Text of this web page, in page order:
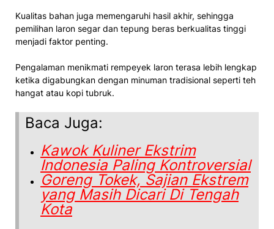
Kualitas bahan juga memengaruhi hasil akhir, sehingga
pemilihan laron segar dan tepung beras berkualitas tinggi
menjadi faktor penting.
Pengalaman menikmati rempeyek laron terasa lebih lengkap
ketika digabungkan dengan minuman tradisional seperti teh
hangat atau kopi tubruk.
Baca Juga:
Kawok Kuliner Ekstrim
Indonesia Paling Kontroversial
Goreng Tokek, Sajian Ekstrem
yang Masih Dicari Di Tengah
Kota